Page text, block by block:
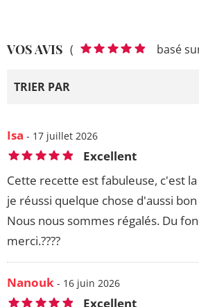
VOS AVIS ( basé
TRIER PAR
Isa - 17 juillet 2026
Excellent
Cette recette est fabuleuse, c'est
je réussi quelque chose d'aussi
Nous nous sommes régalés. Du
merci.????
Nanouk - 16 juin 2026
Excellent